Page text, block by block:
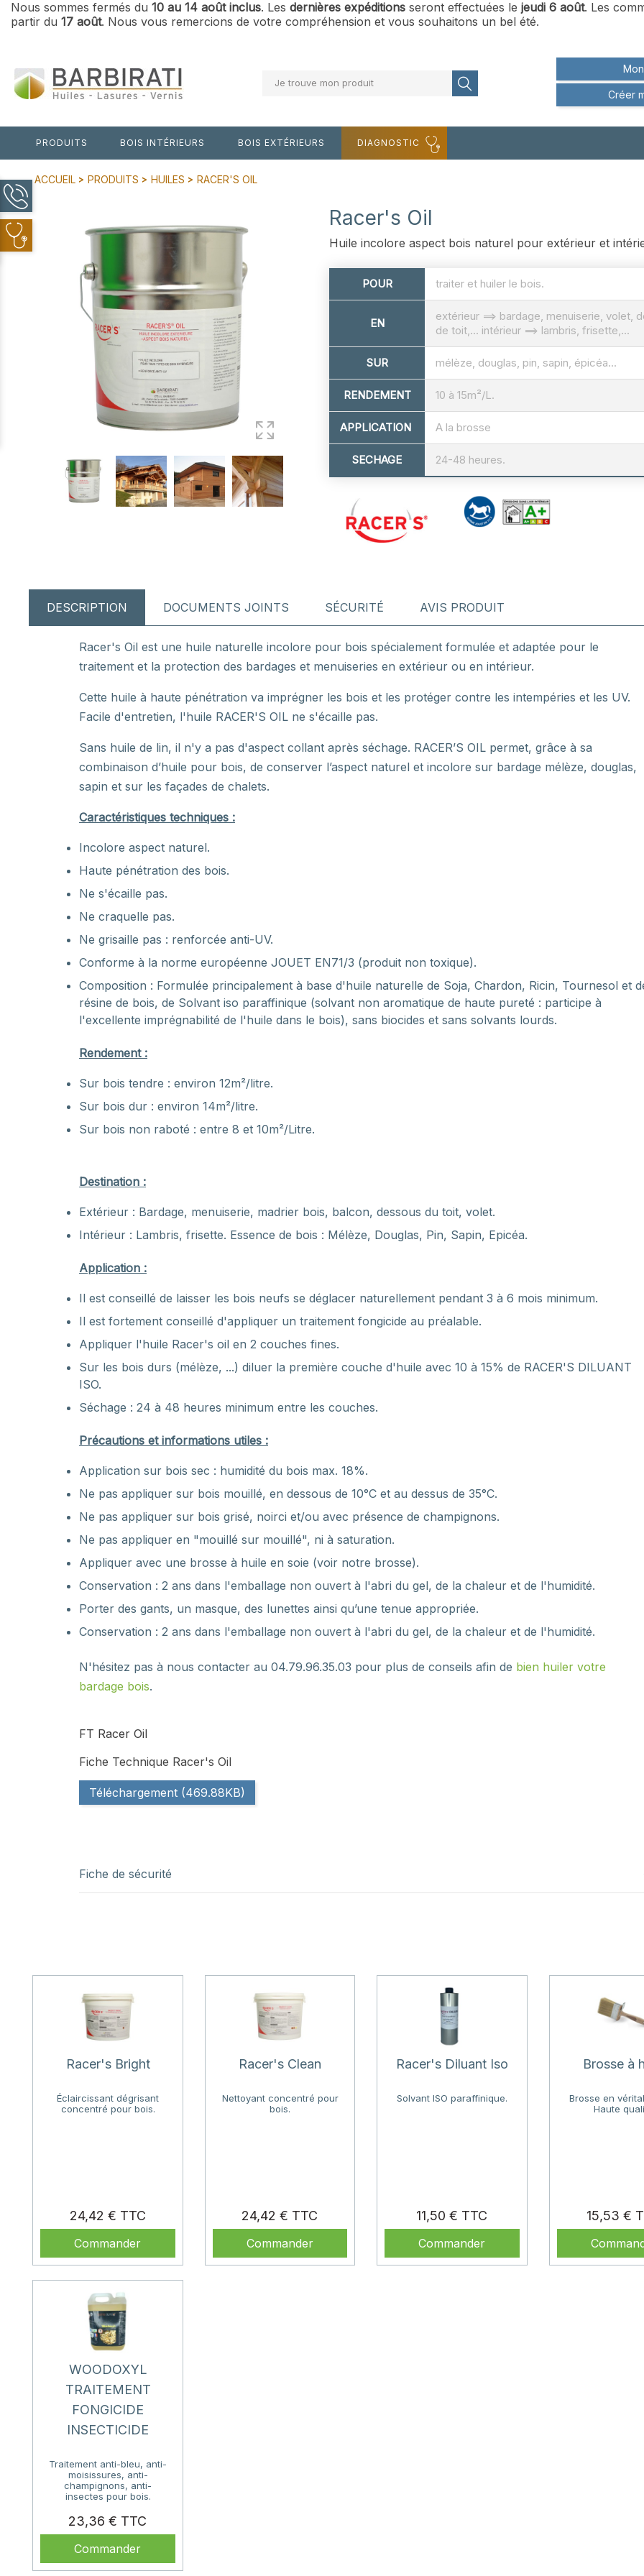
Nous sommes fermés du 10 au 14 août inclus. Les dernières expéditions seront effectuées le jeudi 6 août. Les
partir du 17 août. Nous vous remercions de votre compréhension et vous souhaitons un bel été.
Je trouve mon produit
Créer
PRODUITS BOIS INTÉRIEURS BOIS EXTÉRIEURS DIAGNOSTIC
ACCUEIL PRODUITS HUILES RACER'S OIL
Racer's Oil
Huile incolore aspect bois naturel pour extérieur et
POUR traiter et huiler le bois.
EN
extérieur ==> bardage, menuiserie, volet,
de toit,... intérieur ==> lambris, frisette,...
SUR mélèze, douglas, pin, sapin, épicéa...
RENDEMENT 10 à 15m²/L.
APPLICATION A la brosse
SECHAGE 24-48 heures.
DESCRIPTION DOCUMENTS JOINTS SÉCURITÉ AVIS PRODUIT
Racer's Oil est une huile naturelle incolore pour bois spécialement formulée et adaptée pour le
traitement et la protection des bardages et menuiseries en extérieur ou en intérieur.
Cette huile à haute pénétration va imprégner les bois et les protéger contre les intempéries et les UV.
Facile d'entretien, l'huile RACER'S OIL ne s'écaille pas.
Sans huile de lin, il n'y a pas d'aspect collant après séchage. RACER’S OIL permet, grâce à sa
combinaison d’huile pour bois, de conserver l’aspect naturel et incolore sur bardage mélèze, douglas,
sapin et sur les façades de chalets.
Caractéristiques techniques :
Incolore aspect naturel.
Haute pénétration des bois.
Ne s'écaille pas.
Ne craquelle pas.
Ne grisaille pas : renforcée anti-UV.
Conforme à la norme européenne JOUET EN71/3 (produit non toxique).
Composition : Formulée principalement à base d'huile naturelle de Soja, Chardon, Ricin, Tournesol et
résine de bois, de Solvant iso paraffinique (solvant non aromatique de haute pureté : participe à
l'excellente imprégnabilité de l'huile dans le bois), sans biocides et sans solvants lourds.
Rendement :
Sur bois tendre : environ 12m²/litre.
Sur bois dur : environ 14m²/litre.
Sur bois non raboté : entre 8 et 10m²/Litre.
Destination :
Extérieur : Bardage, menuiserie, madrier bois, balcon, dessous du toit, volet.
Intérieur : Lambris, frisette. Essence de bois : Mélèze, Douglas, Pin, Sapin, Epicéa.
Application :
Il est conseillé de laisser les bois neufs se déglacer naturellement pendant 3 à 6 mois minimum.
Il est fortement conseillé d'appliquer un traitement fongicide au préalable.
Appliquer l'huile Racer's oil en 2 couches fines.
Sur les bois durs (mélèze, ...) diluer la première couche d'huile avec 10 à 15% de RACER'S DILUANT
ISO.
Séchage : 24 à 48 heures minimum entre les couches.
Précautions et informations utiles :
Application sur bois sec : humidité du bois max. 18%.
Ne pas appliquer sur bois mouillé, en dessous de 10°C et au dessus de 35°C.
Ne pas appliquer sur bois grisé, noirci et/ou avec présence de champignons.
Ne pas appliquer en "mouillé sur mouillé", ni à saturation.
Appliquer avec une brosse à huile en soie (voir notre brosse).
Conservation : 2 ans dans l'emballage non ouvert à l'abri du gel, de la chaleur et de l'humidité.
Porter des gants, un masque, des lunettes ainsi qu’une tenue appropriée.
Conservation : 2 ans dans l'emballage non ouvert à l'abri du gel, de la chaleur et de l'humidité.
N'hésitez pas à nous contacter au 04.79.96.35.03 pour plus de conseils afin de bien huiler votre
bardage bois.
FT Racer Oil
Fiche Technique Racer's Oil
Téléchargement (469.88KB)
Fiche de sécurité
Racer's Bright
Éclaircissant dégrisant
concentré pour bois.
24,42 €
Prix
Commander
Racer's Clean
Nettoyant concentré pour
bois.
24,42 €
Commander
Racer's Diluant Iso
Solvant ISO paraffinique.
11,50 €
Commander
Brosse à
Brosse en
Haute
15,53 €
WOODOXYL
TRAITEMENT
FONGICIDE
INSECTICIDE
Traitement anti-bleu, anti-
moisissures, anti-
champignons, anti-
insectes pour bois.
23,36 €
Commander